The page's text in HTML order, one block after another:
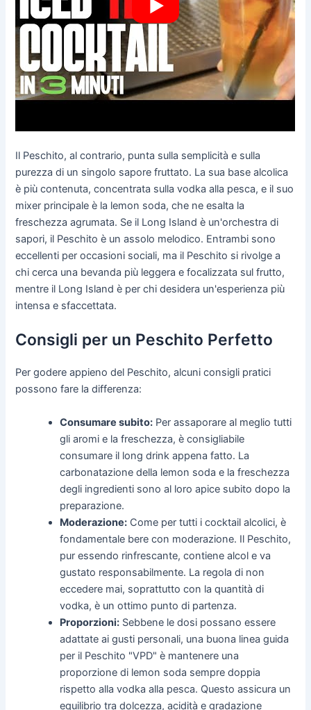
Il Peschito, al contrario, punta sulla semplicità e sulla
purezza di un singolo sapore fruttato. La sua base alcolica
è più contenuta, concentrata sulla vodka alla pesca, e il suo
mixer principale è la lemon soda, che ne esalta la
freschezza agrumata. Se il Long Island è un'orchestra di
sapori, il Peschito è un assolo melodico. Entrambi sono
eccellenti per occasioni sociali, ma il Peschito si rivolge a
chi cerca una bevanda più leggera e focalizzata sul frutto,
mentre il Long Island è per chi desidera un'esperienza più
intensa e sfaccettata.
Consigli per un Peschito Perfetto
Per godere appieno del Peschito, alcuni consigli pratici
possono fare la differenza:
Consumare subito: Per assaporare al meglio tutti
gli aromi e la freschezza, è consigliabile
consumare il long drink appena fatto. La
carbonatazione della lemon soda e la freschezza
degli ingredienti sono al loro apice subito dopo la
preparazione.
Moderazione: Come per tutti i cocktail alcolici, è
fondamentale bere con moderazione. Il Peschito,
pur essendo rinfrescante, contiene alcol e va
gustato responsabilmente. La regola di non
eccedere mai, soprattutto con la quantità di
vodka, è un ottimo punto di partenza.
Proporzioni: Sebbene le dosi possano essere
adattate ai gusti personali, una buona linea guida
per il Peschito "VPD" è mantenere una
proporzione di lemon soda sempre doppia
rispetto alla vodka alla pesca. Questo assicura un
equilibrio tra dolcezza, acidità e gradazione